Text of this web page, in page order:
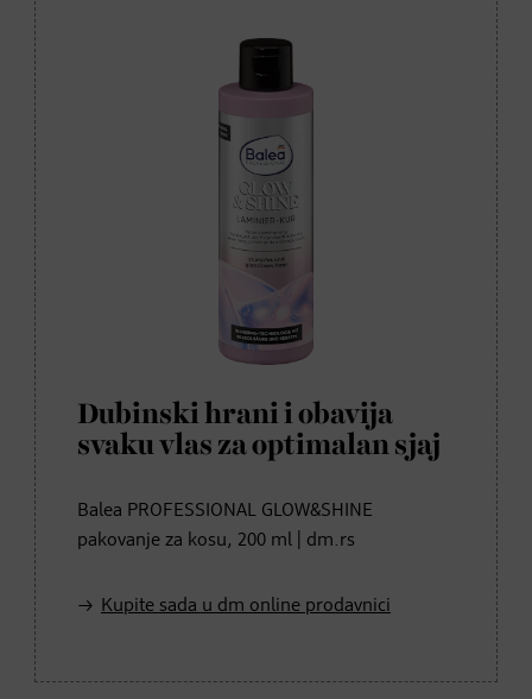
Dubinski hrani i obavija
svaku vlas za optimalan sjaj
Balea PROFESSIONAL GLOW&SHINE
pakovanje za kosu, 200 ml | dm.rs
Kupite sada u dm online prodavnici